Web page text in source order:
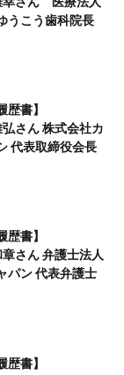
うこう歯科院長
歴書】
弘さん 株式会社カ
代表取締役会長
歴書】
章さん 弁護士法人
パン 代表弁護士
歴書】